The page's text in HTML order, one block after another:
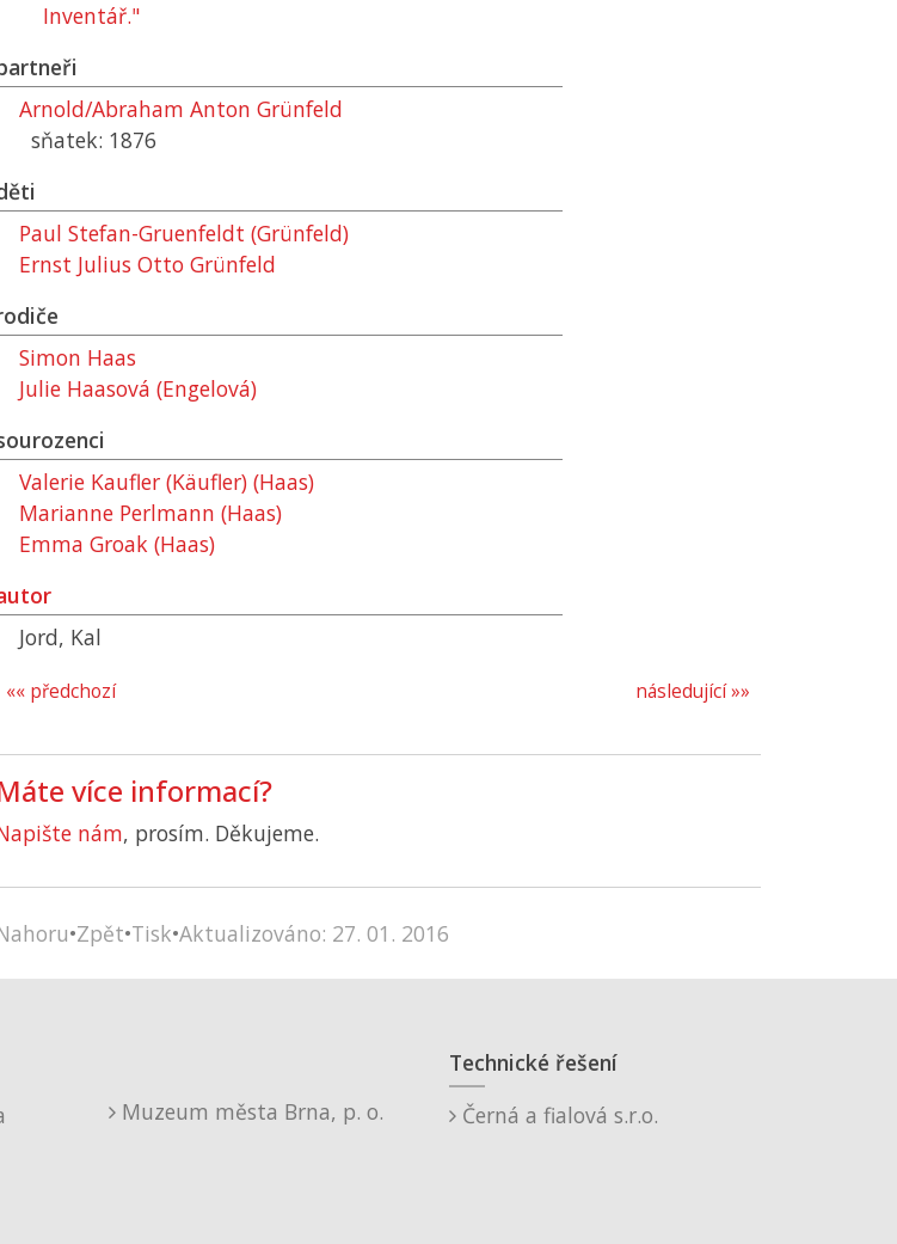
Inventář."
Arnold/Abraham Anton Grünfeld
sňatek: 1876
Paul Stefan-Gruenfeldt (Grünfeld)
Ernst Julius Otto Grünfeld
Simon Haas
Julie Haasová (Engelová)
Valerie Kaufler (Käufler) (Haas)
Marianne Perlmann (Haas)
Emma Groak (Haas)
Jord, Kal
následující »»
«« předchozí
více informací?
nám, prosím. Děkujeme.
•Zpět•Tisk•Aktualizováno: 27. 01. 2016
Muzeum města Brna, p. o.
Technické řešení
Černá a fialová s.r.o.